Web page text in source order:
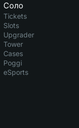
Соло
Tickets
Slots
Upgrader
Tower
Cases
Poggi
eSports